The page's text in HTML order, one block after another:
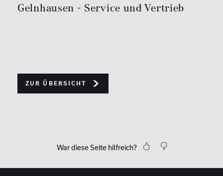
Gelnhausen - Service und Vertrieb
Zur Übersicht
War diese Seite hilfreich?